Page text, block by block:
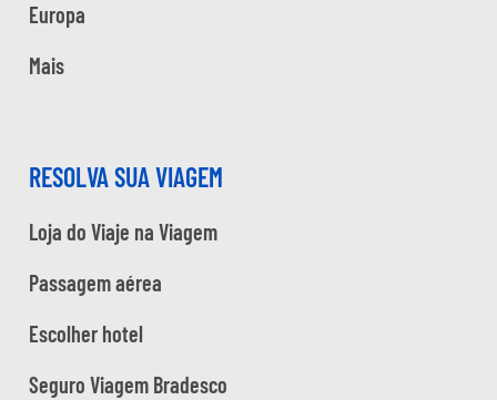
Europa
Mais
RESOLVA SUA VIAGEM
Loja do Viaje na Viagem
Passagem aérea
Escolher hotel
Seguro Viagem Bradesco